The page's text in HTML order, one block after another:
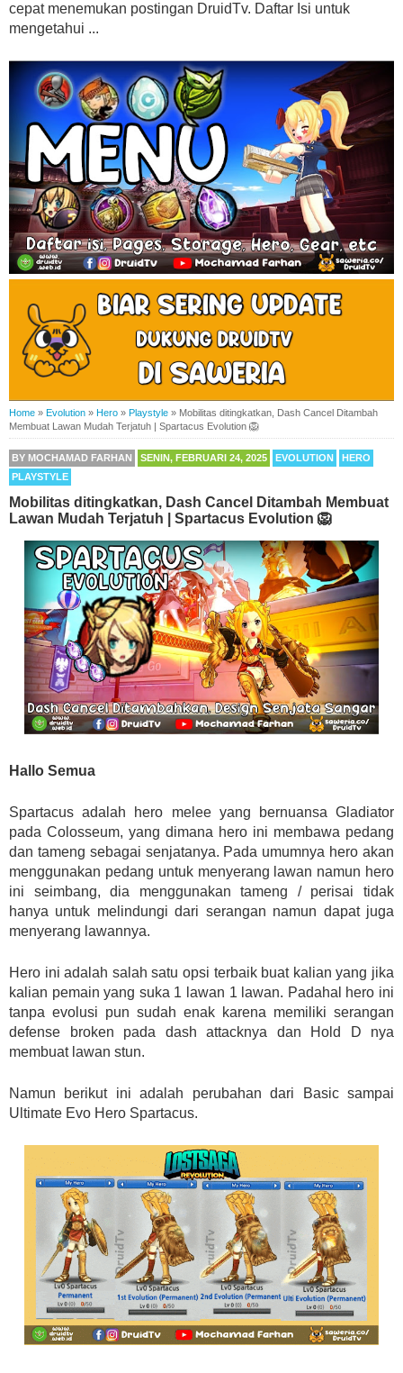
cepat menemukan postingan DruidTv. Daftar Isi untuk
mengetahui ...
Home » Evolution » Hero » Playstyle » Mobilitas ditingkatkan, Dash Cancel Ditambah
Membuat Lawan Mudah Terjatuh | Spartacus Evolution 🦁
BY MOCHAMAD FARHAN SENIN, FEBRUARI 24, 2025 EVOLUTION
HERO
PLAYSTYLE
Mobilitas ditingkatkan, Dash Cancel Ditambah Membuat
Lawan Mudah Terjatuh | Spartacus Evolution 🦁
Hallo Semua
Spartacus adalah hero melee yang bernuansa Gladiator
pada Colosseum, yang dimana hero ini membawa pedang
dan tameng sebagai senjatanya. Pada umumnya hero akan
menggunakan pedang untuk menyerang lawan namun hero
ini seimbang, dia menggunakan tameng / perisai tidak
hanya untuk melindungi dari serangan namun dapat juga
menyerang lawannya.
Hero ini adalah salah satu opsi terbaik buat kalian yang jika
kalian pemain yang suka 1 lawan 1 lawan. Padahal hero ini
tanpa evolusi pun sudah enak karena memiliki serangan
defense broken pada dash attacknya dan Hold D nya
membuat lawan stun.
Namun berikut ini adalah perubahan dari Basic sampai
Ultimate Evo Hero Spartacus.